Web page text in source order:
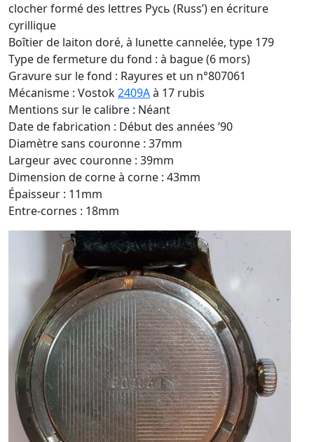
clocher formé des lettres Русь (Russ’) en écriture
cyrillique
Boîtier de laiton doré, à lunette cannelée, type 179
Type de fermeture du fond : à bague (6 mors)
Gravure sur le fond : Rayures et un n°807061
Mécanisme : Vostok2409Aà 17 rubis
Mentions sur le calibre : Néant
Date de fabrication : Début des années ’90
Diamètre sans couronne : 37mm
Largeur avec couronne : 39mm
Dimension de corne à corne : 43mm
Épaisseur : 11mm
Entre-cornes : 18mm